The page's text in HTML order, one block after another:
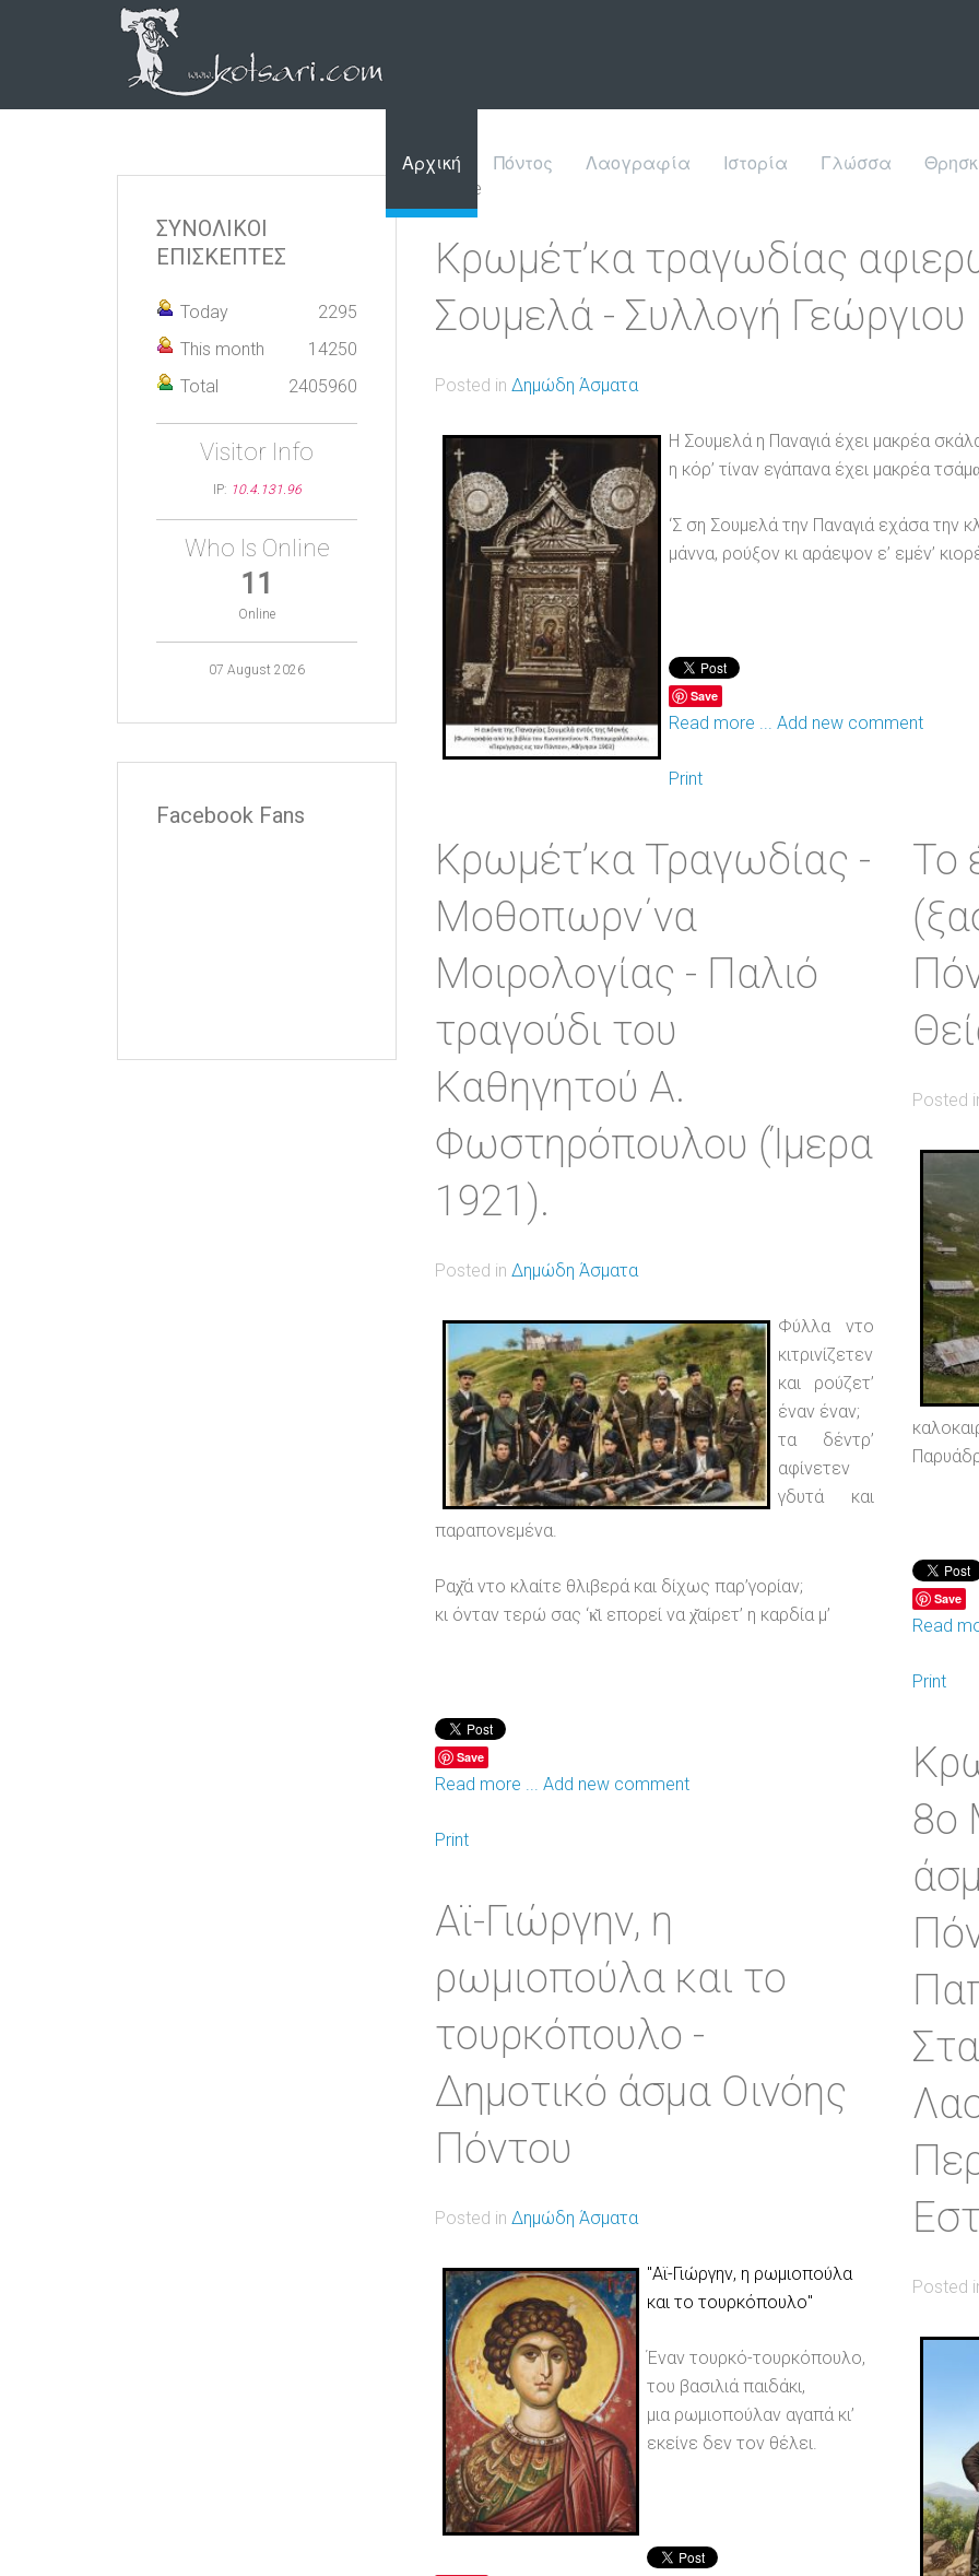
Αρχική Πόντος Λαογραφία Ιστορία Γλώσσα
Home
Κρωμέτ’κα τραγωδίας
Σουμελά - Συλλογή
Posted inΔημώδη Άσματα
Η Σουμελά η Παναγιά έχει μακρέα
η κόρ’ τίναν εγάπανα έχει μακρέα
‘Σ ση Σουμελά την Παναγιά εχάσα την
μάννα, ρούξον κι αράεψον ε’ εμέν’
Save
Read more ... Add new comment
Print
Κρωμέτ’κα Τραγωδίας -
Μοθοπωρν΄να
Μοιρολογίας - Παλιό
τραγούδι του
Καθηγητού Α.
Φωστηρόπουλου (Ίμερα
1921).
Posted inΔημώδη Άσματα
Φύλλα ντο
κιτρινίζετεν
και ρούζετ’
έναν έναν;
τα δέντρ’
αφίνετεν
γδυτά και
παραπονεμένα.
Ραχ̆ά ντο κλαίτε θλιβερά και δίχως παρ’γορίαν;
κι όνταν τερώ σας ‘κ̆ι επορεί να χ̆αίρετ’ η καρδία μ’
Save
Read more ... Add new comment
Print
Αϊ-Γιώργην, η
ρωμιοπούλα και το
τουρκόπουλο -
Δημοτικό άσμα Οινόης
Πόντου
Posted inΔημώδη Άσματα
"Αϊ-Γιώργην, η ρωμιοπούλα
και το τουρκόπουλο"
Έναν τουρκό-τουρκόπουλο,
του βασιλιά παιδάκι,
μια ρωμιοπούλαν αγαπά κι’
εκείνε δεν τον θέλει.
Το
Posted
Save
Read
Print
8ο
Posted
ΣΥΝΟΛΙΚΟΙ
ΕΠΙΣΚΕΠΤΕΣ
Today
2295
This month
14250
Total
2405960
Visitor Info
IP: 10.4.131.96
Who Is Online
11
Online
07 August 2026
Facebook Fans